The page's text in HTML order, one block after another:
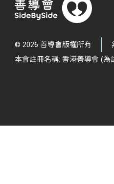
© 2026 善導會版權所有
本會註冊名稱: 香港善導會 (為